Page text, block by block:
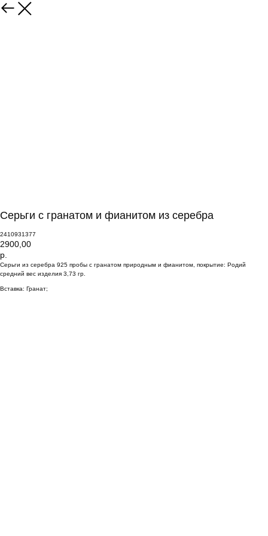
Серьги с гранатом и фианитом из серебра
2410931377
2900,00
р.
Серьги из серебра 925 пробы с гранатом природным и фианитом, покрытие: Родий
средний вес изделия 3,73 гр.
Вставка: Гранат;